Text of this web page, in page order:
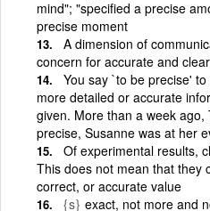
mind"; "specified a precise
precise moment
A dimension of
concern for accurate and
You say `to be precise'
more detailed or accurate
given. More than a week
precise, Susanne was at her
Of experimental results,
This does not mean that they
correct, or accurate value
{s} exact, not more and